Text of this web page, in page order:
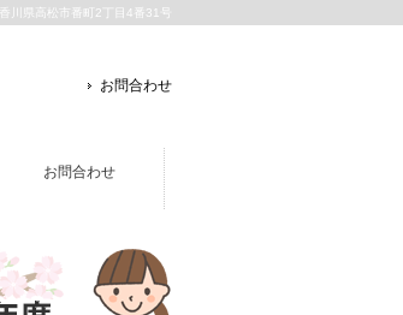
香川県高松市番町2丁目4番31号
お問合わせ
お問合わせ